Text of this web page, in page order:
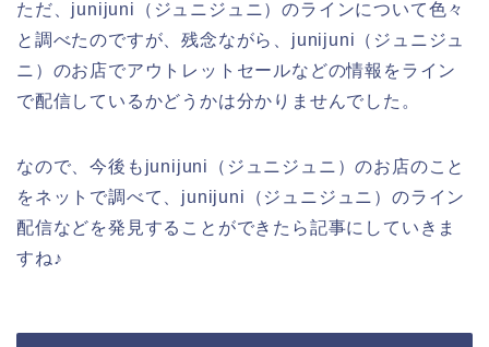
ただ、junijuni（ジュニジュニ）のラインについて色々
と調べたのですが、残念ながら、junijuni（ジュニジュ
ニ）のお店でアウトレットセールなどの情報をライン
で配信しているかどうかは分かりませんでした。
なので、今後もjunijuni（ジュニジュニ）のお店のこと
をネットで調べて、junijuni（ジュニジュニ）のライン
配信などを発見することができたら記事にしていきま
すね♪